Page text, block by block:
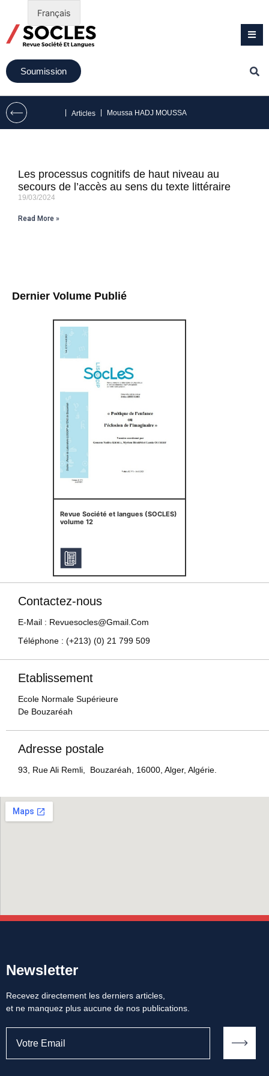
Soumission
Articles Moussa HADJ MOUSSA
Dernier Volume Publié
Revue Société et langues (SOCLES)
volume 12
Les processus cognitifs de haut niveau au
secours de l’accès au sens du texte littéraire
19/03/2024
Read More »
Contactez-nous
E-Mail : Revuesocles@gmail.com
Téléphone : (+213) (0) 21 799 509
Etablissement
Ecole Normale Supérieure
De Bouzaréah
Adresse postale
93, Rue Ali Remli, Bouzaréah, 16000, Alger, Algérie.
Newsletter
Recevez directement les derniers articles,
et ne manquez plus aucune de nos publications.
Français